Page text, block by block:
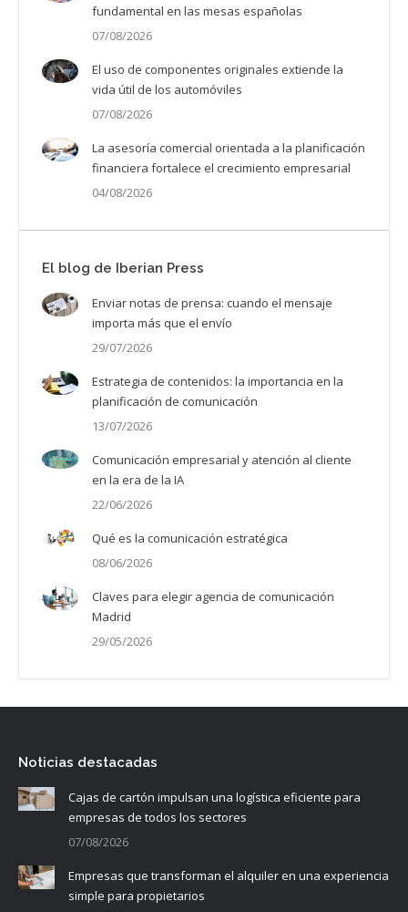
fundamental en las mesas españolas
07/08/2026
El uso de componentes originales extiende la
vida útil de los automóviles
07/08/2026
La asesoría comercial orientada a la planificación
financiera fortalece el crecimiento empresarial
04/08/2026
El blog de Iberian Press
Enviar notas de prensa: cuando el mensaje
importa más que el envío
29/07/2026
Estrategia de contenidos: la importancia en la
planificación de comunicación
13/07/2026
Comunicación empresarial y atención al cliente
en la era de la IA
22/06/2026
Qué es la comunicación estratégica
08/06/2026
Claves para elegir agencia de comunicación
Madrid
29/05/2026
Noticias destacadas
Cajas de cartón impulsan una logística eficiente para
empresas de todos los sectores
07/08/2026
Empresas que transforman el alquiler en una experiencia
simple para propietarios